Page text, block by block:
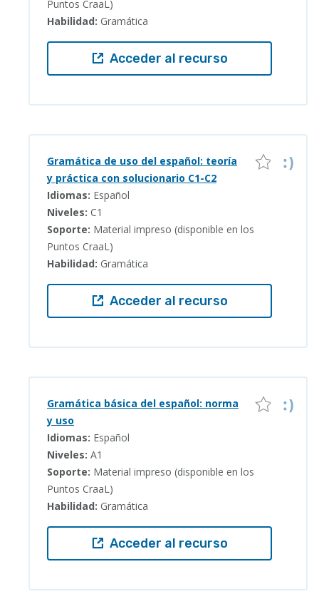
Puntos CraaL)
Habilidad: Gramática
Acceder al recurso
Gramática de uso del español: teoría
y práctica con solucionario C1-C2
Idiomas: Español
Niveles: C1
Soporte: Material impreso (disponible en los
Puntos CraaL)
Habilidad: Gramática
Acceder al recurso
Gramática básica del español: norma
y uso
Idiomas: Español
Niveles: A1
Soporte: Material impreso (disponible en los
Puntos CraaL)
Habilidad: Gramática
Acceder al recurso